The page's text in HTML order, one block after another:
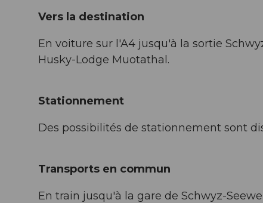
Vers la destination
En voiture sur l'A4 jusqu'à la sortie
Husky-Lodge Muotathal.
Stationnement
Des possibilités de stationnement sont
Transports en commun
En train jusqu'à la gare de Schwyz-